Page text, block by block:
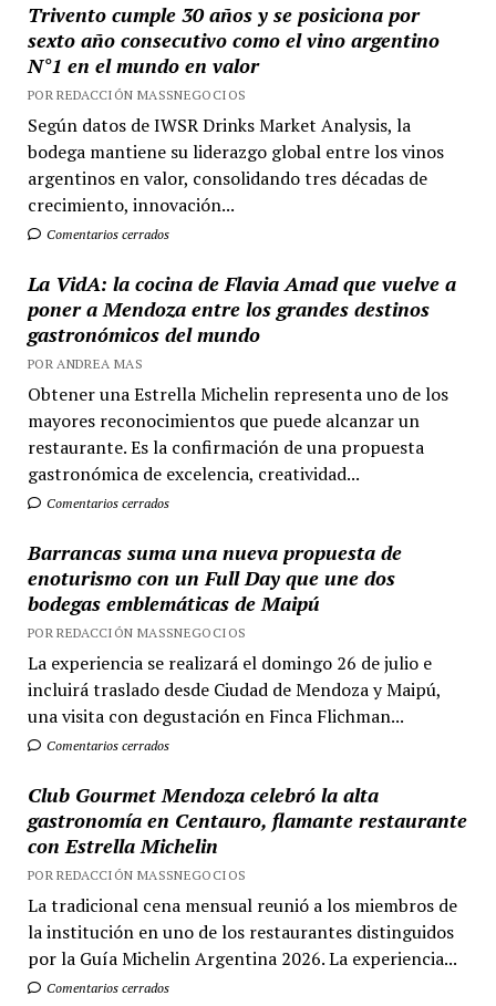
Trivento cumple 30 años y se posiciona por
sexto año consecutivo como el vino argentino
N°1 en el mundo en valor
POR REDACCIÓN MASSNEGOCIOS
Según datos de IWSR Drinks Market Analysis, la
bodega mantiene su liderazgo global entre los vinos
argentinos en valor, consolidando tres décadas de
crecimiento, innovación...
Comentarios cerrados
La VidA: la cocina de Flavia Amad que vuelve a
poner a Mendoza entre los grandes destinos
gastronómicos del mundo
POR ANDREA MAS
Obtener una Estrella Michelin representa uno de los
mayores reconocimientos que puede alcanzar un
restaurante. Es la confirmación de una propuesta
gastronómica de excelencia, creatividad...
Comentarios cerrados
Barrancas suma una nueva propuesta de
enoturismo con un Full Day que une dos
bodegas emblemáticas de Maipú
POR REDACCIÓN MASSNEGOCIOS
La experiencia se realizará el domingo 26 de julio e
incluirá traslado desde Ciudad de Mendoza y Maipú,
una visita con degustación en Finca Flichman...
Comentarios cerrados
Club Gourmet Mendoza celebró la alta
gastronomía en Centauro, flamante restaurante
con Estrella Michelin
POR REDACCIÓN MASSNEGOCIOS
La tradicional cena mensual reunió a los miembros de
la institución en uno de los restaurantes distinguidos
por la Guía Michelin Argentina 2026. La experiencia...
Comentarios cerrados